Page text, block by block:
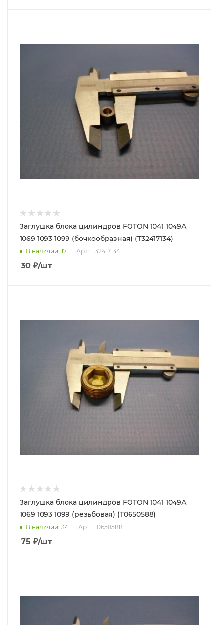
Заглушка блока цилиндров FOTON 1041 1049А
1069 1093 1099 (бочкообразная) (T32417134)
В наличии: 17 Арт.: T32417134
30 ₽/шт
Заглушка блока цилиндров FOTON 1041 1049А
1069 1093 1099 (резьбовая) (T0650588)
В наличии: 34 Арт.: T0650588
75 ₽/шт